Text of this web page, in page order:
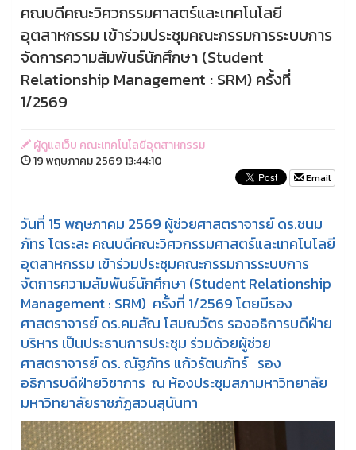
คณบดีคณะวิศวกรรมศาสตร์และเทคโนโลยี
อุตสาหกรรม เข้าร่วมประชุมคณะกรรมการระบบการ
จัดการความสัมพันธ์นักศึกษา (Student
Relationship Management : SRM) ครั้งที่
1/2569
ผู้ดูแลเว็บ คณะเทคโนโลยีอุตสาหกรรม
19 พฤษภาคม 2569 13:44:10
Email
วันที่ 15 พฤษภาคม 2569 ผู้ช่วยศาสตราจารย์ ดร.ชนม
ภัทร โตระสะ คณบดีคณะวิศวกรรมศาสตร์และเทคโนโลยี
อุตสาหกรรม เข้าร่วมประชุมคณะกรรมการระบบการ
จัดการความสัมพันธ์นักศึกษา (Student Relationship
Management : SRM) ครั้งที่ 1/2569 โดยมีรอง
ศาสตราจารย์ ดร.คมสัณ โสมณวัตร รองอธิการบดีฝ่าย
บริหาร เป็นประธานการประชุม ร่วมด้วยผู้ช่วย
ศาสตราจารย์ ดร. ณัฐภัทร แก้วรัตนภัทร์ รอง
อธิการบดีฝ่ายวิชาการ ณ ห้องประชุมสภามหาวิทยาลัย
มหาวิทยาลัยราชภัฏสวนสุนันทา